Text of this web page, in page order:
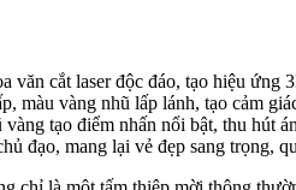
văn cắt laser độc đáo, tạo hiệu ứng
màu vàng nhũ lấp lánh, tạo cảm
tạo điểm nhấn nổi bật, thu hút
đạo, mang lại vẻ đẹp sang trọng,